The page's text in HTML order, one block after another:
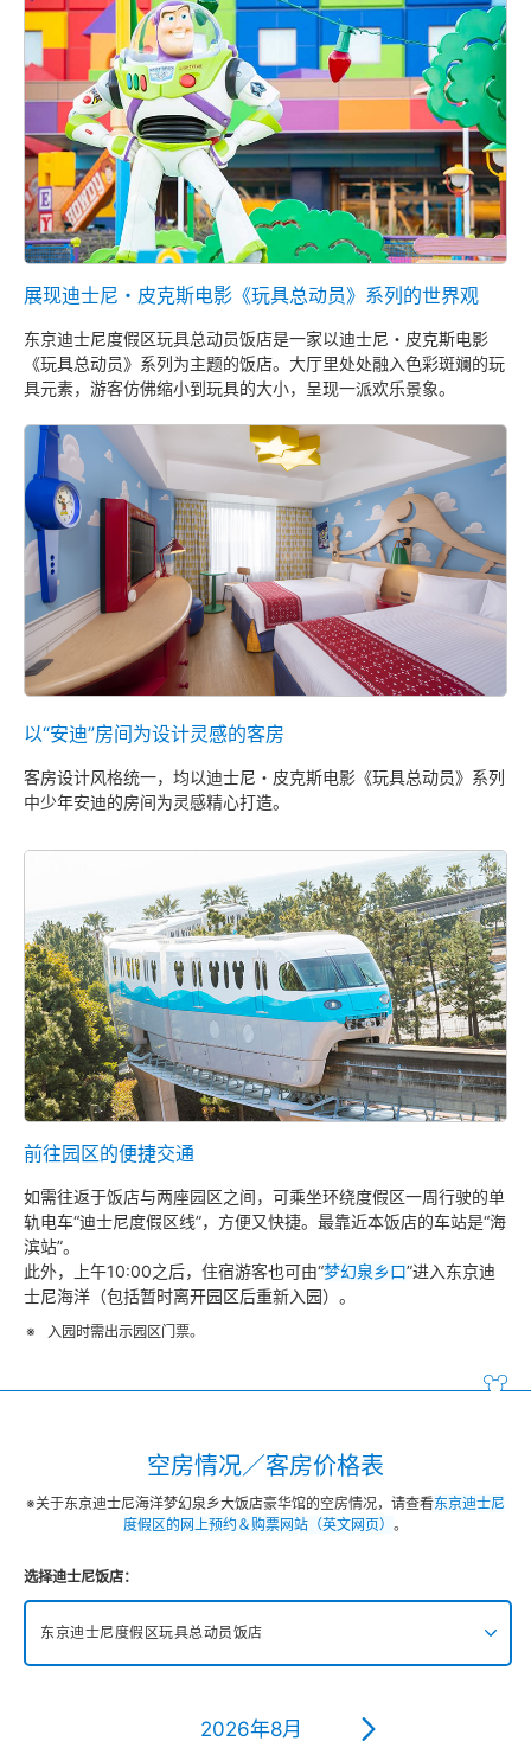
展现迪士尼・皮克斯电影《玩具总动员》系列的世界观
东京迪士尼度假区玩具总动员饭店是一家以迪士尼・皮克斯电影
《玩具总动员》系列为主题的饭店。大厅里处处融入色彩斑斓的玩
具元素，游客仿佛缩小到玩具的大小，呈现一派欢乐景象。
以“安迪”房间为设计灵感的客房
客房设计风格统一，均以迪士尼・皮克斯电影《玩具总动员》系列
中少年安迪的房间为灵感精心打造。
前往园区的便捷交通
如需往返于饭店与两座园区之间，可乘坐环绕度假区一周行驶的单
轨电车“迪士尼度假区线”，方便又快捷。最靠近本饭店的车站是“海
滨站”。
此外，上午10:00之后，住宿游客也可由“梦幻泉乡口”进入东京迪
士尼海洋（包括暂时离开园区后重新入园）。
入园时需出示园区门票。
空房情况／客房价格表
※关于东京迪士尼海洋梦幻泉乡大饭店豪华馆的空房情况，请查看东京迪士尼
度假区的网上预约＆购票网站（英文网页） 。
选择迪士尼饭店：
东京迪士尼度假区玩具总动员饭店
2026年8月